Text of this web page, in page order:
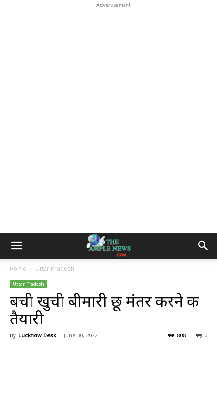
Advertisement
Home Uttar Pradesh
Uttar Pradesh
बची खुची बीमारी छू मंतर करने की
तैयारी
By Lucknow Desk - June 30, 2022 0
808